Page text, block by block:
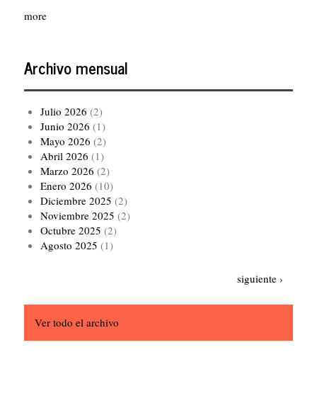
more
Archivo mensual
Julio 2026 (2)
Junio 2026 (1)
Mayo 2026 (2)
Abril 2026 (1)
Marzo 2026 (2)
Enero 2026 (10)
Diciembre 2025 (2)
Noviembre 2025 (2)
Octubre 2025 (2)
Agosto 2025 (1)
Siguiente
siguiente ›
Ver todo el archivo